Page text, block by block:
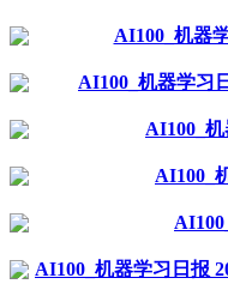
AI100_机器
AI100_机器学习
AI100_
AI100_
AI100_机器学习日报